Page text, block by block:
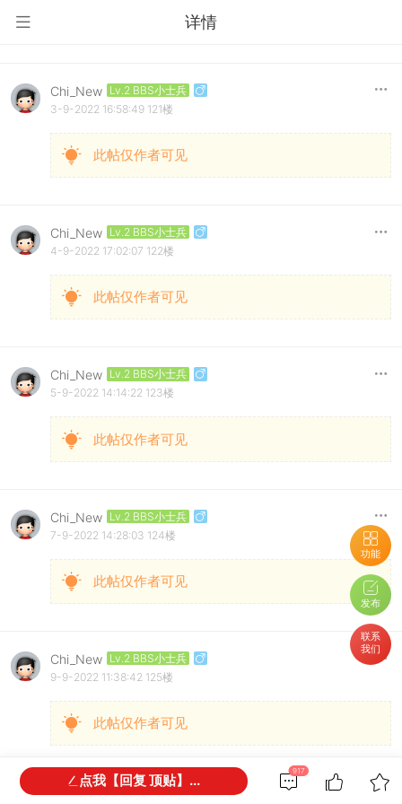
详情
功能
发布
联系
我们
Chi_New Lv.2 BBS小士兵
3-9-2022 16:58:49 121楼
此帖仅作者可见
Chi_New Lv.2 BBS小士兵
4-9-2022 17:02:07 122楼
此帖仅作者可见
Chi_New Lv.2 BBS小士兵
5-9-2022 14:14:22 123楼
此帖仅作者可见
Chi_New Lv.2 BBS小士兵
7-9-2022 14:28:03 124楼
此帖仅作者可见
Chi_New Lv.2 BBS小士兵
9-9-2022 11:38:42 125楼
此帖仅作者可见
917
点我【回复 顶贴】...